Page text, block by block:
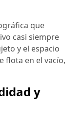
que
casi siempre
y el espacio
flota en el vacío,
y